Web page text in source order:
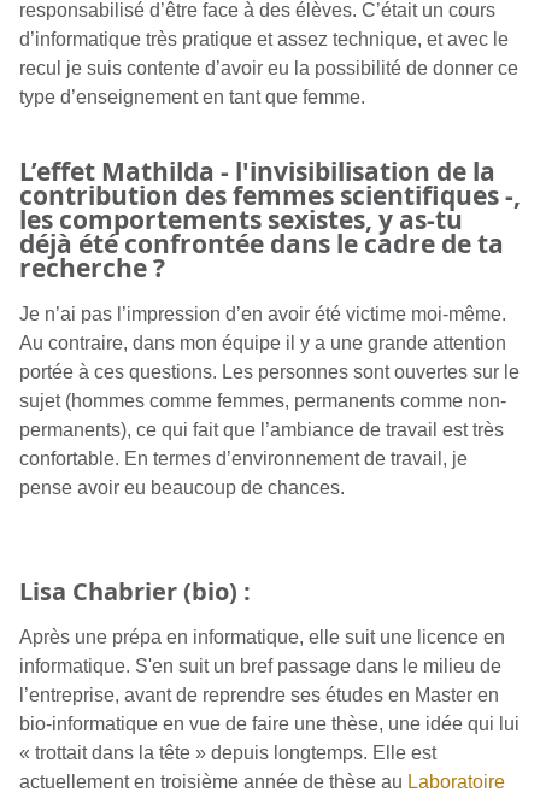
responsabilisé d’être face à des élèves. C’était un cours
d’informatique très pratique et assez technique, et avec le
recul je suis contente d’avoir eu la possibilité de donner ce
type d’enseignement en tant que femme.
L’effet Mathilda - l'invisibilisation de la
contribution des femmes scientifiques -,
les comportements sexistes, y as-tu
déjà été confrontée dans le cadre de ta
recherche ?
Je n’ai pas l’impression d’en avoir été victime moi-même.
Au contraire, dans mon équipe il y a une grande attention
portée à ces questions. Les personnes sont ouvertes sur le
sujet (hommes comme femmes, permanents comme non-
permanents), ce qui fait que l’ambiance de travail est très
confortable. En termes d’environnement de travail, je
pense avoir eu beaucoup de chances.
Lisa Chabrier (bio) :
Après une prépa en informatique, elle suit une licence en
informatique. S'en suit un bref passage dans le milieu de
l’entreprise, avant de reprendre ses études en Master en
bio-informatique en vue de faire une thèse, une idée qui lui
« trottait dans la tête » depuis longtemps. Elle est
actuellement en troisième année de thèse au Laboratoire